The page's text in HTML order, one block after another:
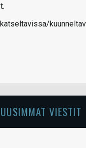
VIESTIT